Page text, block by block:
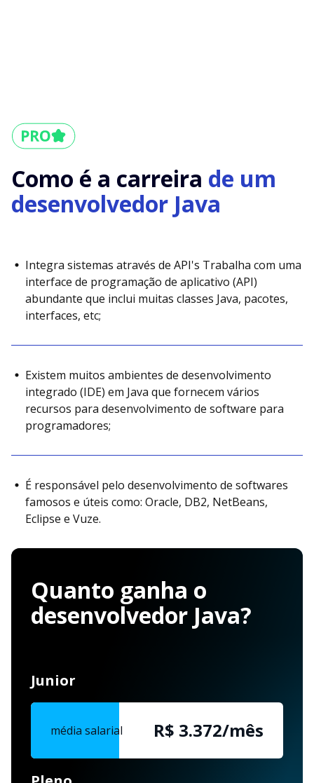
Como é a carreira de um
desenvolvedor Java
Integra sistemas através de API's Trabalha com uma
interface de programação de aplicativo (API)
abundante que inclui muitas classes Java, pacotes,
interfaces, etc;
Existem muitos ambientes de desenvolvimento
integrado (IDE) em Java que fornecem vários
recursos para desenvolvimento de software para
programadores;
É responsável pelo desenvolvimento de softwares
famosos e úteis como: Oracle, DB2, NetBeans,
Eclipse e Vuze.
Quanto ganha o
desenvolvedor Java?
Junior
média salarial R$ 3.372/mês